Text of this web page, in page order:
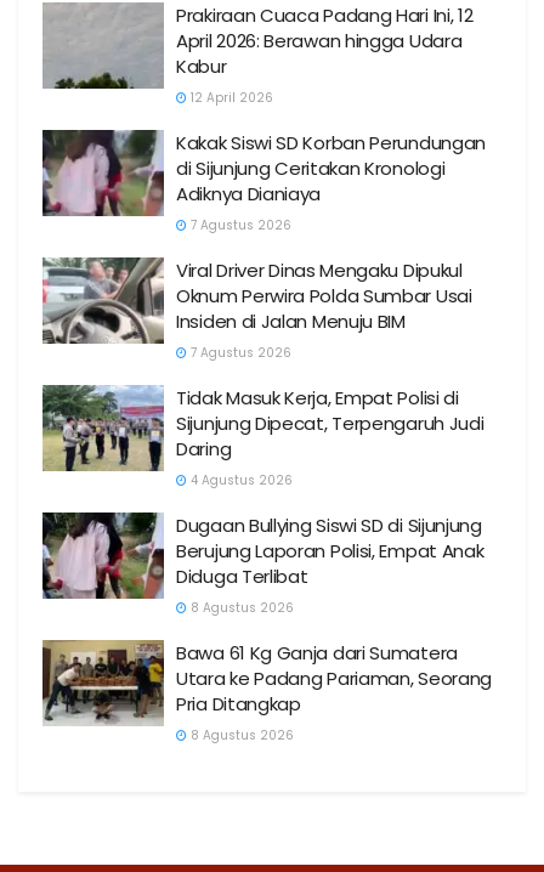
Prakiraan Cuaca Padang Hari Ini, 12
April 2026: Berawan hingga Udara
Kabur
12 April 2026
Kakak Siswi SD Korban Perundungan
di Sijunjung Ceritakan Kronologi
Adiknya Dianiaya
7 Agustus 2026
Viral Driver Dinas Mengaku Dipukul
Oknum Perwira Polda Sumbar Usai
Insiden di Jalan Menuju BIM
7 Agustus 2026
Tidak Masuk Kerja, Empat Polisi di
Sijunjung Dipecat, Terpengaruh Judi
Daring
4 Agustus 2026
Dugaan Bullying Siswi SD di Sijunjung
Berujung Laporan Polisi, Empat Anak
Diduga Terlibat
8 Agustus 2026
Bawa 61 Kg Ganja dari Sumatera
Utara ke Padang Pariaman, Seorang
Pria Ditangkap
8 Agustus 2026